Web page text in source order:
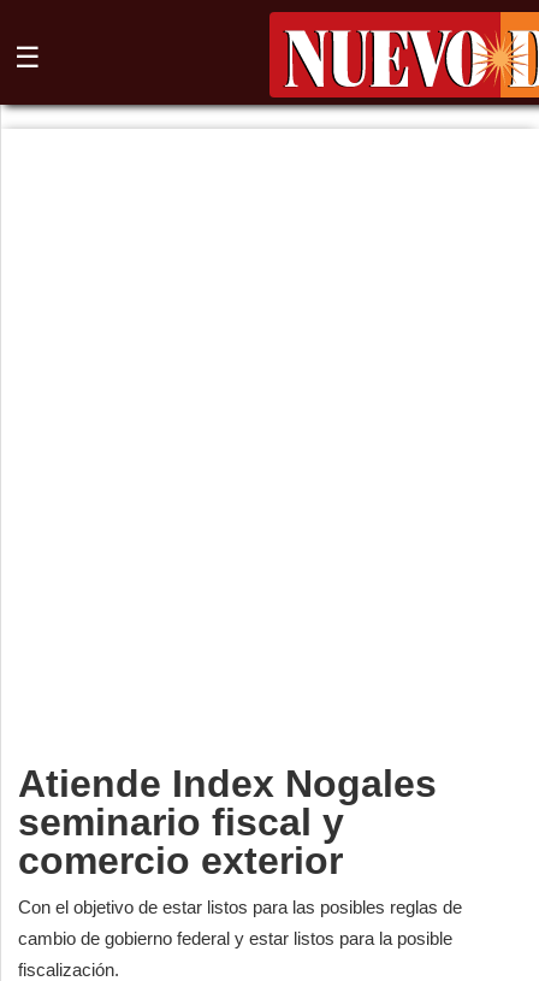
☰
⌕
Atiende Index Nogales
seminario fiscal y
comercio exterior
Con el objetivo de estar listos para las posibles reglas de
cambio de gobierno federal y estar listos para la posible
fiscalización.